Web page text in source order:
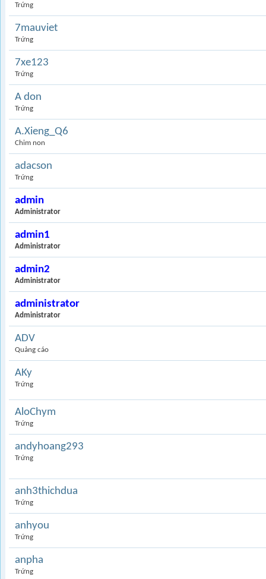
Trứng
7mauviet
Trứng
7xe123
Trứng
A don
Trứng
A.Xieng_Q6
Chim non
adacson
Trứng
admin
Administrator
admin1
Administrator
admin2
Administrator
administrator
Administrator
ADV
Quảng cáo
AKy
Trứng
AloChym
Trứng
andyhoang293
Trứng
anh3thichdua
Trứng
anhyou
Trứng
anpha
Trứng